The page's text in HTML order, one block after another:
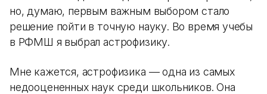
но, думаю, первым важным выбором стало
решение пойти в точную науку. Во время учебы
в РФМШ я выбрал астрофизику.
Мне кажется, астрофизика — одна из самых
недооцененных наук среди школьников. Она